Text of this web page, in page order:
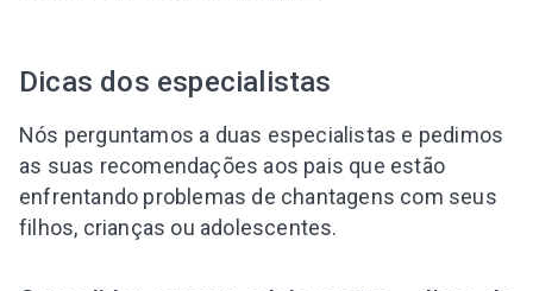
Dicas dos especialistas
Nós perguntamos a duas especialistas e pedimos
as suas recomendações aos pais que estão
enfrentando problemas de chantagens com seus
filhos, crianças ou adolescentes.